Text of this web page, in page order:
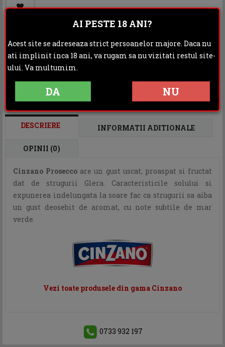
Categoria: Spumant, Sampanie
Rating:
DESCRIERE INFORMATII ADITIONALE
OPINII (0)
Cinzano Prosecco are un gust uscat, proaspat si fructat
dat de strugurii Glera. Caracteristicile solului si
expunerea indelungata la soare fac ca strugurii sa aiba
un gust deosebit de aromat, cu note subtile de mar
verde.
Vezi toate produsele din gama Cinzano
0733 932 197
AI PESTE 18 ANI?
Acest site se adreseaza strict persoanelor majore. Daca nu
ati implinit inca 18 ani, va rugam sa nu vizitati restul site-
ului. Va multumim.
DA NU